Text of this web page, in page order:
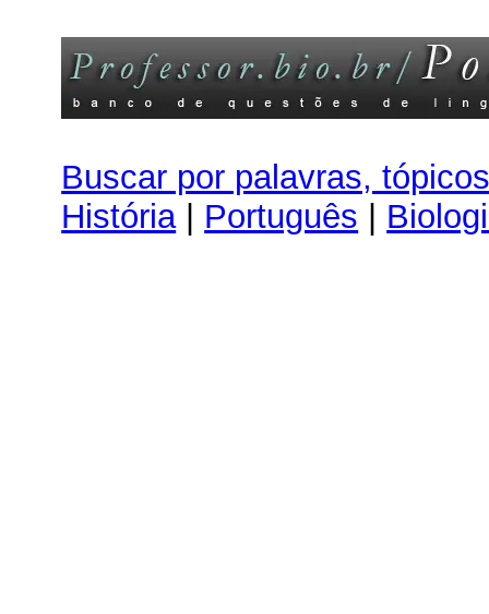
Buscar por palavras,
História| Português |